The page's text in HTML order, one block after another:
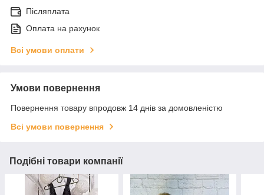
Післяплата
Оплата на рахунок
Всі умови оплати
Умови повернення
Повернення товару впродовж 14 днів за домовленістю
Всі умови повернення
Подібні товари компанії